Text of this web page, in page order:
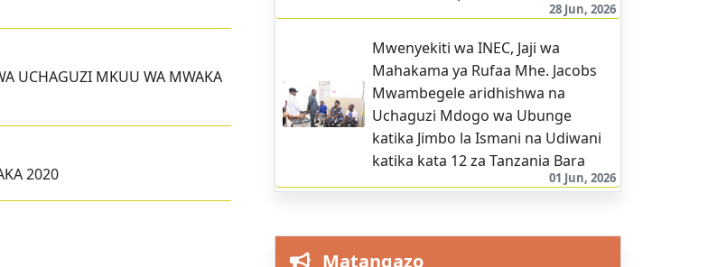
UCHAGUZI MKUU WA MWAKA
2020
28 Jun, 2026
Mwenyekiti wa INEC, Jaji wa
Mahakama ya Rufaa Mhe. Jacobs
Mwambegele aridhishwa na
Uchaguzi Mdogo wa Ubunge
katika Jimbo la Ismani na Udiwani
katika kata 12 za Tanzania Bara
01 Jun, 2026
Matangazo